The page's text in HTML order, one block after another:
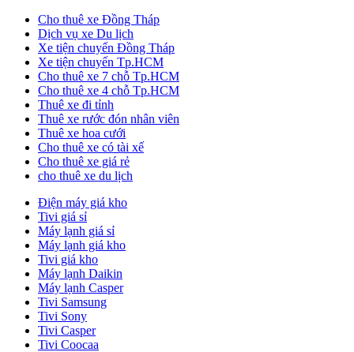
Cho thuê xe Đồng Tháp
Dịch vụ xe Du lịch
Xe tiện chuyến Đồng Tháp
Xe tiện chuyến Tp.HCM
Cho thuê xe 7 chỗ Tp.HCM
Cho thuê xe 4 chỗ Tp.HCM
Thuê xe đi tỉnh
Thuê xe rước đón nhân viên
Thuê xe hoa cưới
Cho thuê xe có tài xế
Cho thuê xe giá rẻ
cho thuê xe du lịch
Điện máy giá kho
Tivi giá sỉ
Máy lạnh giá sỉ
Máy lạnh giá kho
Tivi giá kho
Máy lạnh Daikin
Máy lạnh Casper
Tivi Samsung
Tivi Sony
Tivi Casper
Tivi Coocaa